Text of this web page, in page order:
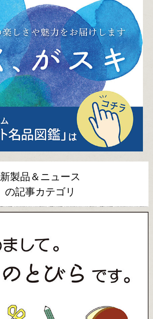
新製品＆ニュース
の記事カテゴリ